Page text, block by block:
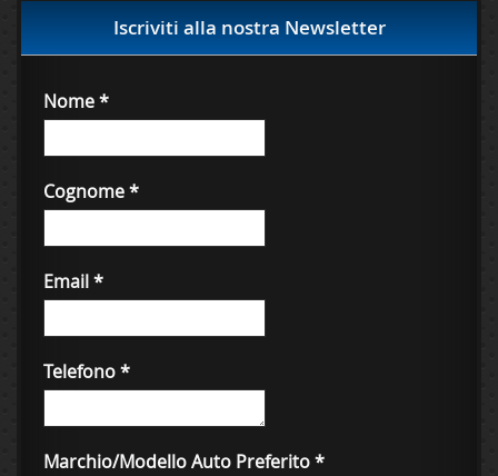
Iscriviti alla nostra Newsletter
Nome*
Cognome*
Email*
Telefono*
Marchio/Modello Auto Preferito*